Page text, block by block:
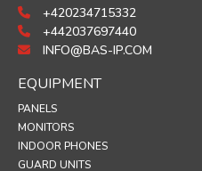
+420234715332
+442037697440
INFO@BAS-IP.COM
EQUIPMENT
PANELS
MONITORS
INDOOR PHONES
GUARD UNITS